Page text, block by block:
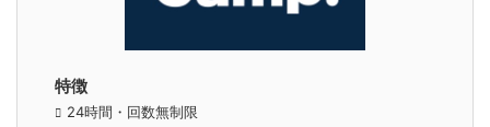
特徴
24時間・回数無制限